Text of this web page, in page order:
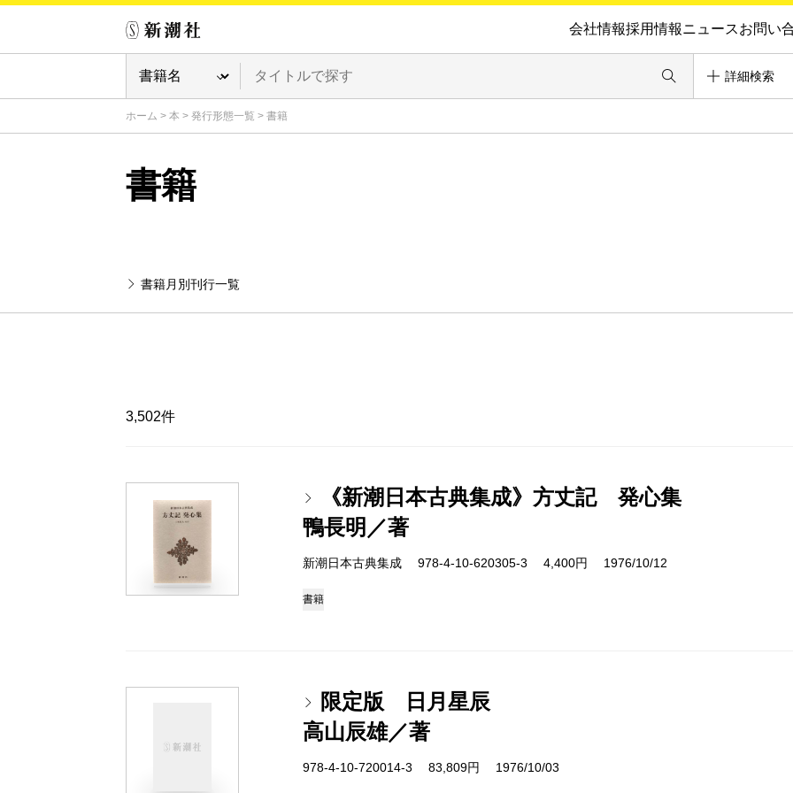
会社情報採用情報ニュースお問い
詳細検索
ホーム > 本 > 発行形態一覧 > 書籍
書籍
書籍月別刊行一覧
3,502件
《新潮日本古典集成》方丈記 発心集
鴨長明／著
新潮日本古典集成 978-4-10-620305-3 4,400円 1976/10/12
書籍
限定版 日月星辰
高山辰雄／著
978-4-10-720014-3 83,809円 1976/10/03